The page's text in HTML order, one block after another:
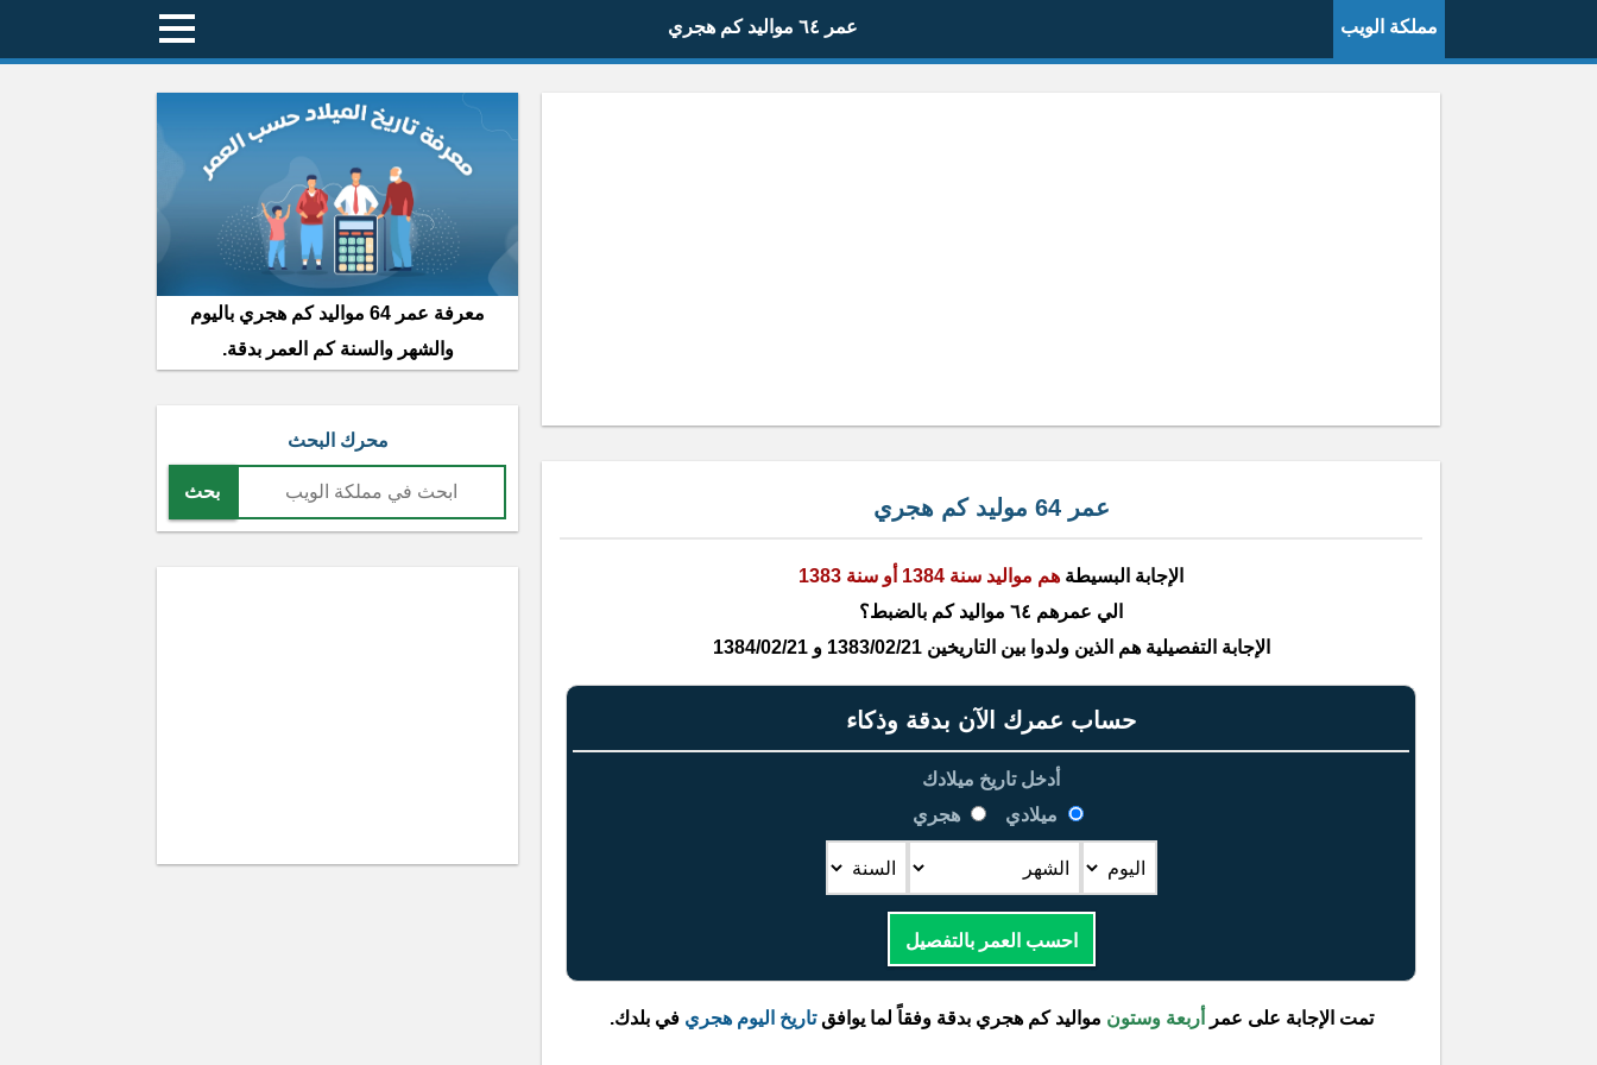
مملكة الويب عمر ٦٤ مواليد كم هجري
عمر 64 موليد كم هجري
الإجابة البسيطة هم مواليد سنة 1384 أو سنة 1383
الي عمرهم ٦٤ مواليد كم بالضبط؟
الإجابة التفصيلية هم الذين ولدوا بين التاريخين 1383/02/21 و 1384/02/21
حساب عمرك الآن بدقة وذكاء
أدخل تاريخ ميلادك
ميلادي
هجري
احسب العمر بالتفصيل
تمت الإجابة على عمر أربعة وستون مواليد كم هجري بدقة وفقاً لما يوافقتاريخ اليوم هجري في بلدك.
معرفة عمر 64 مواليد كم هجري باليوم
والشهر والسنة كم العمر بدقة.
محرك البحث
بحث